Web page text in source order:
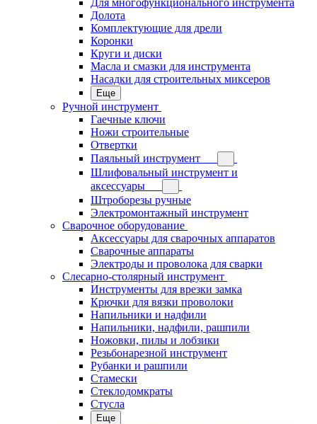
Долота
Комплектующие для дрели
Коронки
Круги и диски
Масла и смазки для инструмента
Насадки для строительных миксеров
Еще
Ручной инструмент
Гаечные ключи
Ножи строительные
Отвертки
Паяльный инструмент
Шлифовальный инструмент и
аксессуары
Штроборезы ручные
Электромонтажный инструмент
Сварочное оборудование
Аксессуары для сварочных аппаратов
Сварочные аппараты
Электроды и проволока для сварки
Слесарно-столярный инструмент
Инструменты для врезки замка
Крючки для вязки проволоки
Напильники и надфили
Напильники, надфили, рашпили
Ножовки, пилы и лобзики
Резьбонарезной инструмент
Рубанки и рашпили
Стамески
Стеклодомкраты
Стусла
Еще